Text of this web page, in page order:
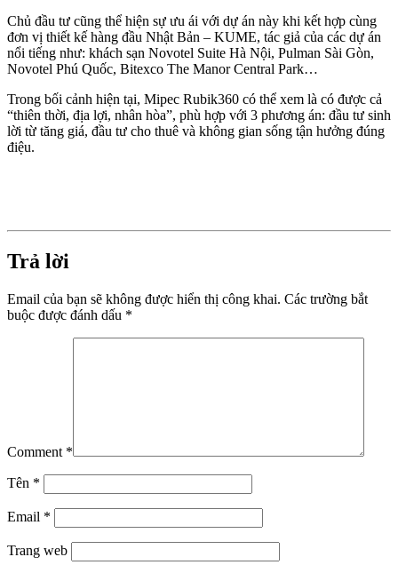
Chủ đầu tư cũng thể hiện sự ưu ái với dự án này khi kết hợp cùng
đơn vị thiết kế hàng đầu Nhật Bản – KUME, tác giả của các dự án
nổi tiếng như: khách sạn Novotel Suite Hà Nội, Pulman Sài Gòn,
Novotel Phú Quốc, Bitexco The Manor Central Park…
Trong bối cảnh hiện tại, Mipec Rubik360 có thể xem là có được cả
“thiên thời, địa lợi, nhân hòa”, phù hợp với 3 phương án: đầu tư sinh
lời từ tăng giá, đầu tư cho thuê và không gian sống tận hưởng đúng
điệu.
Trả lời
Email của bạn sẽ không được hiển thị công khai. Các trường bắt
buộc được đánh dấu *
Comment *
Tên *
Email *
Trang web